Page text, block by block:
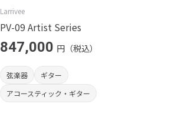
Larrivee
PV-09 Artist Series
847,000 円（税込）
弦楽器
ギター
アコースティック・ギター